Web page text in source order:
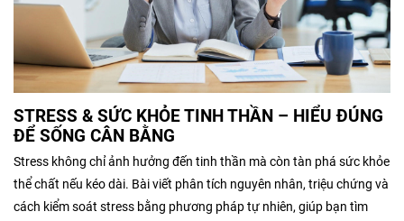
STRESS & SỨC KHỎE TINH THẦN – HIỂU ĐÚNG
ĐỂ SỐNG CÂN BẰNG
Stress không chỉ ảnh hưởng đến tinh thần mà còn tàn phá sức khỏe
thể chất nếu kéo dài. Bài viết phân tích nguyên nhân, triệu chứng và
cách kiểm soát stress bằng phương pháp tự nhiên, giúp bạn tìm